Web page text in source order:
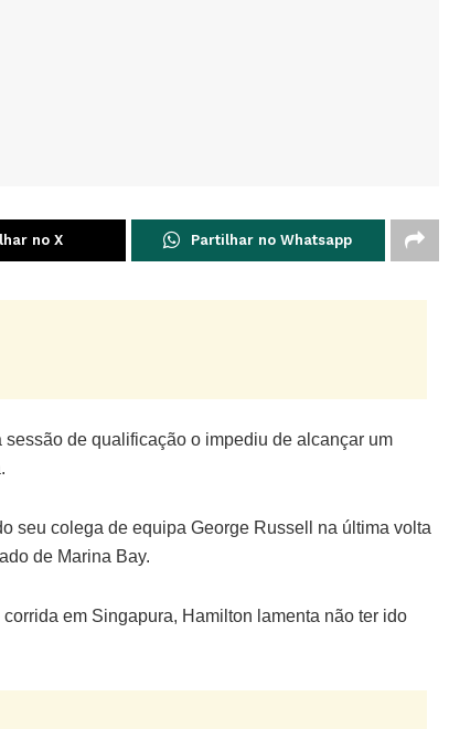
no X Partilhar no Whatsapp
de qualificação o impediu de alcançar um
seu colega de equipa George Russell na última volta
de Marina Bay.
em Singapura, Hamilton lamenta não ter ido